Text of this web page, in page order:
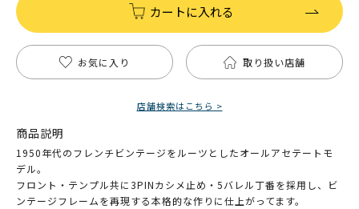
カートに入れる
お気に入り 取り扱い店舗
店舗検索はこちら >
商品説明
1950年代のフレンチビンテージをルーツとしたオールアセテートモ
デル。
フロント・テンプル共に3PINカシメ止め・5バレル丁番を採用し、ビ
ンテージフレームを再現する本格的な作りに仕上がってます。